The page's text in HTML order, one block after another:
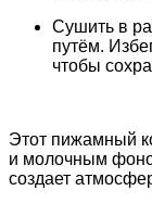
Сушить в
путём.
чтобы
Этот пижамный
и молочным
создает